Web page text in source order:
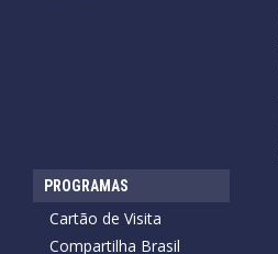
PROGRAMAS
Cartão de Visita
Compartilha Brasil